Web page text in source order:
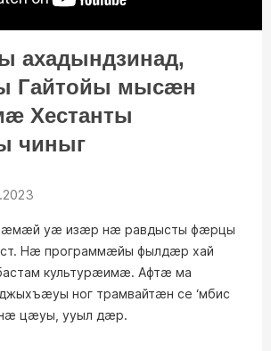
ахадындзинад,
Гайтойы мысӕн
Хестанты
чиныг
уӕ изæр нæ равдысты фæрцы
Нӕ программӕйы фылдӕр хай
культурӕимӕ. Афтӕ ма
ног трамвайтӕн се ‘мбис
цӕуы, ууыл дӕр.